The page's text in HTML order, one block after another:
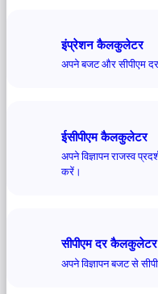
इंप्रेशन कैलकुलेटर
अपने बजट और सीपीएम
ईसीपीएम कैलकुलेटर
अपने विज्ञापन राजस्व
करें।
सीपीएम दर कैलकुलेटर
अपने विज्ञापन बजट से